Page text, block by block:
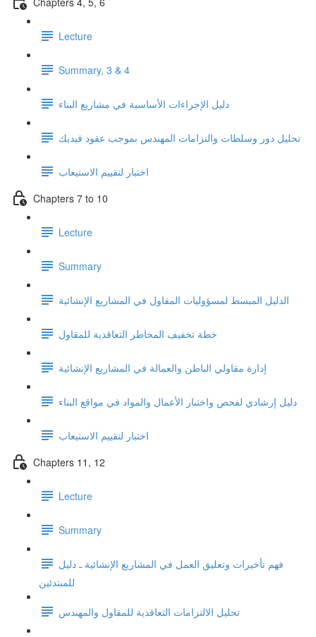
Lecture
Summary, 3 & 4
دليل الإجراءات الأساسية في مشاريع البناء
تحليل دور وسلطات والتزامات المهندس بموجب عقود فيديك
اختبار لتقييم الاستيعاب
Chapters 7 to 10
Lecture
Summary
الدليل المبسط لمسؤوليات المقاول في المشاريع الإنشائية
خطة تخفيف المخاطر التعاقدية للمقاول
إدارة مقاولي الباطن والعمالة في المشاريع الإنشائية
دليل إرشادي لفحص واختبار الأعمال والمواد في مواقع البناء
اختبار لتقييم الاستيعاب
Chapters 11, 12
Lecture
Summary
فهم تأخيرات وتعليق العمل في المشاريع الإنشائية ـ دليل
للمبتدئين
تحليل الالتزامات التعاقدية للمقاول والمهندس